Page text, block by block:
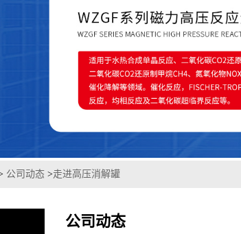
公司动态 >走进高压消解罐
公司动态